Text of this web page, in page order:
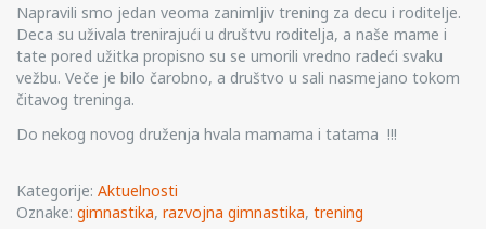
Napravili smo jedan veoma zanimljiv trening za decu i roditelje.
Deca su uživala trenirajući u društvu roditelja, a naše mame i
tate pored užitka propisno su se umorili vredno radeći svaku
vežbu. Veče je bilo čarobno, a društvo u sali nasmejano tokom
čitavog treninga.
Do nekog novog druženja hvala mamama i tatama !!!
Kategorije: Aktuelnosti
Oznake: gimnastika, razvojna gimnastika, trening